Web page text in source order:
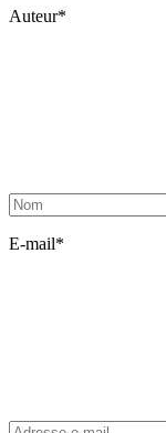
Auteur*
E-mail*